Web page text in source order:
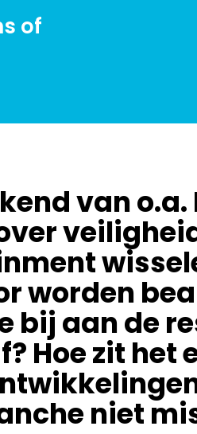
of
van o.a.
worden
bij aan de
Hoe zit het
niet